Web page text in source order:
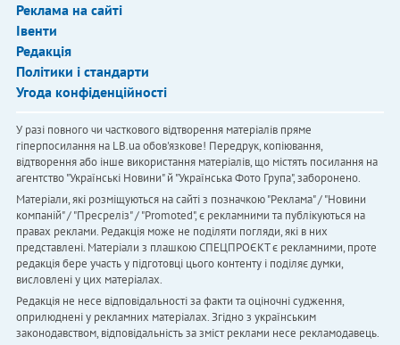
Реклама на сайті
Івенти
Редакція
Політики і стандарти
Угода конфіденційності
У разі повного чи часткового відтворення матеріалів пряме
гіперпосилання на LB.ua обов'язкове! Передрук, копіювання,
відтворення або інше використання матеріалів, що містять посилання на
агентство "Українськi Новини" й "Українська Фото Група", заборонено.
Матеріали, які розміщуються на сайті з позначкою "Реклама" / "Новини
компаній" / "Пресреліз" / "Promoted", є рекламними та публікуються на
правах реклами. Редакція може не поділяти погляди, які в них
представлені. Матеріали з плашкою СПЕЦПРОЄКТ є рекламними, проте
редакція бере участь у підготовці цього контенту і поділяє думки,
висловлені у цих матеріалах.
Редакція не несе відповідальності за факти та оціночні судження,
оприлюднені у рекламних матеріалах. Згідно з українським
законодавством, відповідальність за зміст реклами несе рекламодавець.